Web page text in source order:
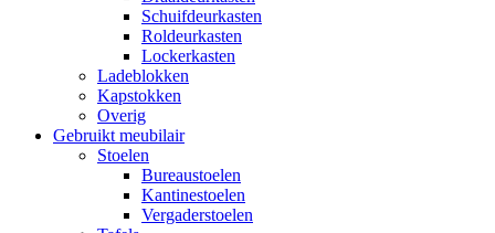
Schuifdeurkasten
Roldeurkasten
Lockerkasten
Ladeblokken
Kapstokken
Overig
Gebruikt meubilair
Stoelen
Bureaustoelen
Kantinestoelen
Vergaderstoelen